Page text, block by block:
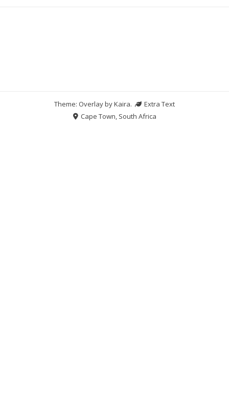
Theme: Overlay byKaira.
Extra Text
Cape Town, South Africa